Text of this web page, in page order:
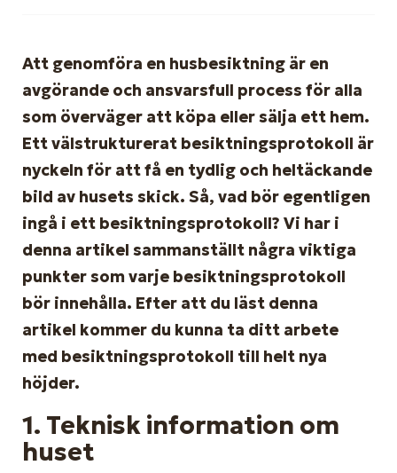
Att genomföra en husbesiktning är en
avgörande och ansvarsfull process för alla
som överväger att köpa eller sälja ett hem.
Ett välstrukturerat besiktningsprotokoll är
nyckeln för att få en tydlig och heltäckande
bild av husets skick. Så, vad bör egentligen
ingå i ett besiktningsprotokoll? Vi har i
denna artikel sammanställt några viktiga
punkter som varje besiktningsprotokoll
bör innehålla. Efter att du läst denna
artikel kommer du kunna ta ditt arbete
med besiktningsprotokoll till helt nya
höjder.
1. Teknisk information om
huset